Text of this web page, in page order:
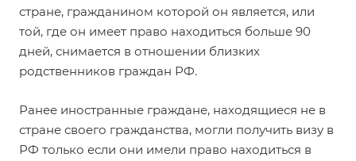
стране, гражданином которой он является, или
той, где он имеет право находиться больше 90
дней, снимается в отношении близких
родственников граждан РФ.
Ранее иностранные граждане, находящиеся не в
стране своего гражданства, могли получить визу в
РФ только если они имели право находиться в